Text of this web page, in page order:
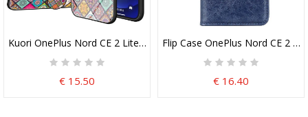
Kuori OnePlus Nord CE 2 Lite 5G Patchwork Magneettipidike
€ 15.50
Flip Case OnePlus Nord CE 2
€ 16.40